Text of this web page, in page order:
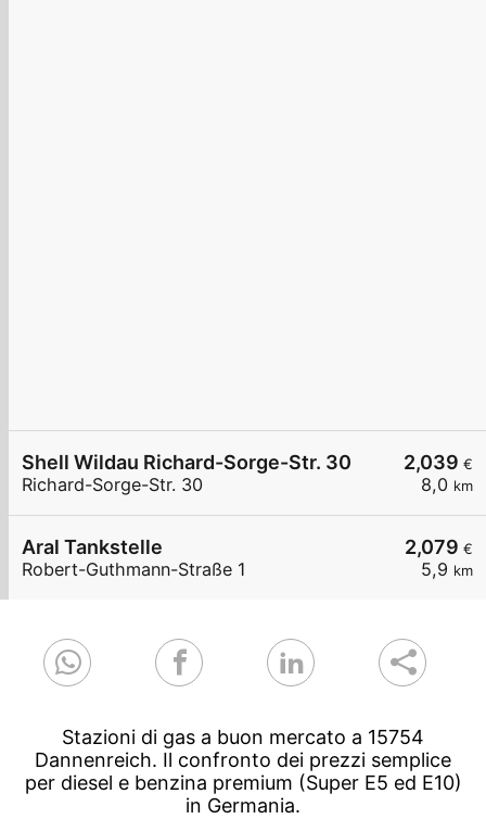
2,039 €
8,0 km
Shell Wildau Richard-Sorge-Str. 30
Richard-Sorge-Str. 30
2,079 €
5,9 km
Aral Tankstelle
Robert-Guthmann-Straße 1
Stazioni di gas a buon mercato a 15754
Dannenreich. Il confronto dei prezzi semplice
per diesel e benzina premium (Super E5 ed E10)
in Germania.